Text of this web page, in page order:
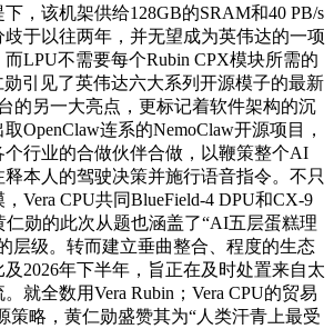
，该机架供给128GB的SRAM和40 PB/s
于以往两年，并无望成为英伟达的一项
LPU不需要每个Rubin CPX模块所需的
引见了英伟达六大系列开源模子的最新
的另一大亮点，更标记着软件架构的沉
OpenClaw连系的NemoClaw开源项目，
行业的合做伙伴合做，以鞭策整个AI
本人的驾驶决策并施行语音指令。不只
Vera CPU共同BlueField-4 DPU和CX-9
仁勋的此次从题也涵盖了“AI五层蛋糕理
层级。转而建立垂曲整合、程度的生态
2026年下半年，旨正在及时处置来自太
就全数用Vera Rubin；Vera CPU的贸易
策略，黄仁勋盛赞其为“人类汗青上最受